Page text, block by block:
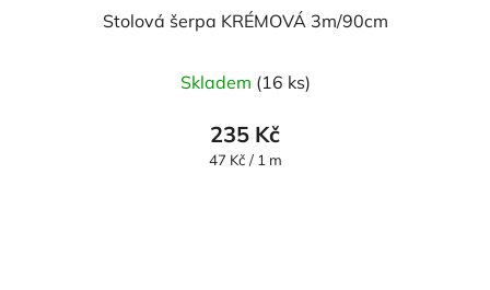
Stolová šerpa KRÉMOVÁ 3m/90cm
Skladem (16 ks)
235 Kč
Měrná
47 Kč / 1 m